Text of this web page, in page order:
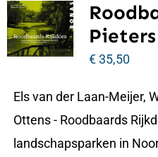
Pieters
€35,50
Els van der Laan-Meijer,
Ottens - Roodbaards
landschapsparken in